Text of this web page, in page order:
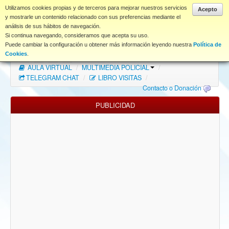
Acepto
Utilizamos cookies propias y de terceros para mejorar nuestros servicios
y mostrarle un contenido relacionado con sus preferencias mediante el
análisis de sus hábitos de navegación.
Si continua navegando, consideramos que acepta su uso.
Puede cambiar la configuración u obtener más información leyendo nuestra Política de
Cookies
www.coet.es
Portal
Índice Foros
FAQ
NORMAS FORO
Descargas
AULA VIRTUAL / MULTIMEDIA POLICIAL
/
TELEGRAM CHAT / LIBRO VISITAS /
Contacto o Donación
PUBLICIDAD